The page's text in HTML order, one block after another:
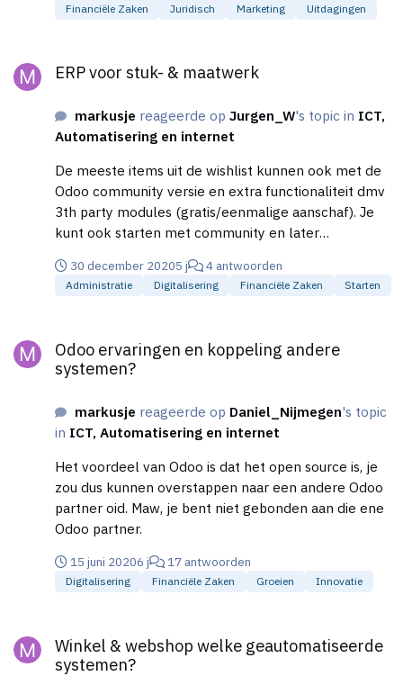
Financiële Zaken Juridisch Marketing Uitdagingen
ERP voor stuk- & maatwerk
markusje reageerde opJurgen_W's topic in ICT,
Automatisering en internet
De meeste items uit de wishlist kunnen ook met de
Odoo community versie en extra functionaliteit dmv
3th party modules (gratis/eenmalige aanschaf). Je
kunt ook starten met community en later
30 december 20205 j 4 antwoorden
Administratie Digitalisering Financiële Zaken Starten
Odoo ervaringen en koppeling andere
systemen?
markusje reageerde op Daniel_Nijmegen's topic
in ICT, Automatisering en internet
Het voordeel van Odoo is dat het open source is, je
zou dus kunnen overstappen naar een andere Odoo
partner oid. Maw, je bent niet gebonden aan die ene
Odoo partner.
15 juni 20206 j 17 antwoorden
Digitalisering Financiële Zaken Groeien Innovatie
Winkel & webshop welke geautomatiseerde
systemen?